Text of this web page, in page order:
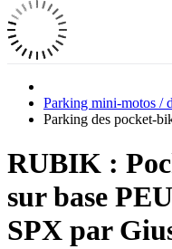
Parking mini-motos /
Parking des pocket-
RUBIK :
sur base
SPX par